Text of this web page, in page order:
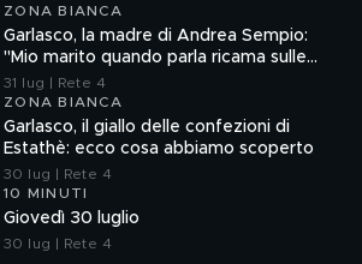
ZONA BIANCA
Garlasco, la madre di Andrea Sempio:
"Mio marito quando parla ricama sulle
cose"
31 lug | Rete 4
ZONA BIANCA
Garlasco, il giallo delle confezioni di
Estathè: ecco cosa abbiamo scoperto
30 lug | Rete 4
10 MINUTI
Giovedì 30 luglio
30 lug | Rete 4